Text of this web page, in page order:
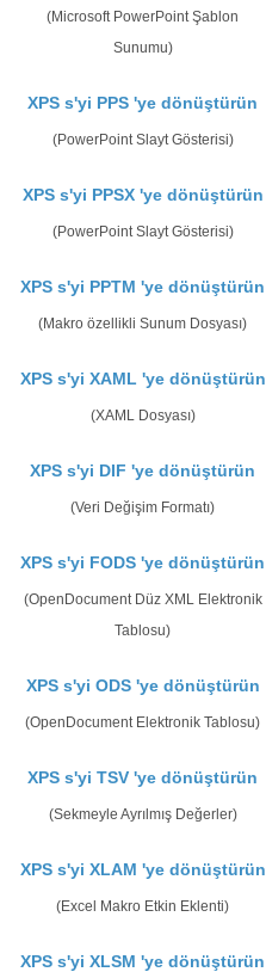
(Microsoft PowerPoint Şablon
Sunumu)
XPS s'yi PPS 'ye dönüştürün
(PowerPoint Slayt Gösterisi)
XPS s'yi PPSX 'ye dönüştürün
(PowerPoint Slayt Gösterisi)
XPS s'yi PPTM 'ye dönüştürün
(Makro özellikli Sunum Dosyası)
XPS s'yi XAML 'ye dönüştürün
(XAML Dosyası)
XPS s'yi DIF 'ye dönüştürün
(Veri Değişim Formatı)
XPS s'yi FODS 'ye dönüştürün
(OpenDocument Düz XML Elektronik
Tablosu)
XPS s'yi ODS 'ye dönüştürün
(OpenDocument Elektronik Tablosu)
XPS s'yi TSV 'ye dönüştürün
(Sekmeyle Ayrılmış Değerler)
XPS s'yi XLAM 'ye dönüştürün
(Excel Makro Etkin Eklenti)
XPS s'yi XLSM 'ye dönüştürün